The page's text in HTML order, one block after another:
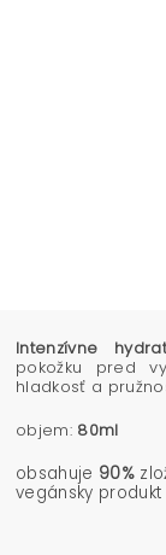
Intenzívne
pokožku pred
hladkosť a
objem: 80ml
obsahuje 90%
vegánsky produkt